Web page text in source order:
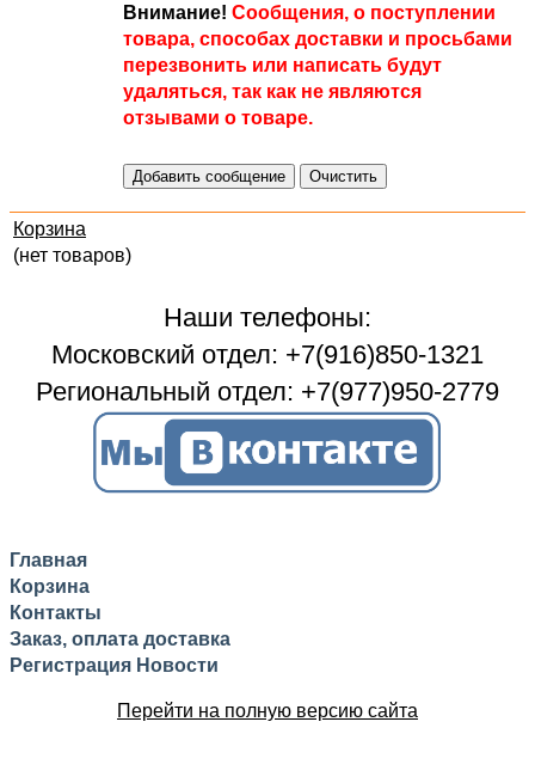
Внимание! Сообщения, о поступлении
товара, способах доставки и просьбами
перезвонить или написать будут
удаляться, так как не являются
отзывами о товаре.
Корзина
(нет товаров)
Наши телефоны:
Московский отдел: +7(916)850-1321
Региональный отдел: +7(977)950-2779
Главная
Корзина
Контакты
Заказ, оплата доставка
Регистрация Новости
Перейти на полную версию сайта